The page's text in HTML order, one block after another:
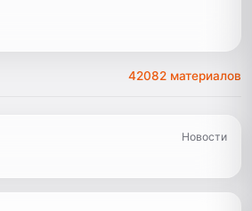
42082 материалов
Новости